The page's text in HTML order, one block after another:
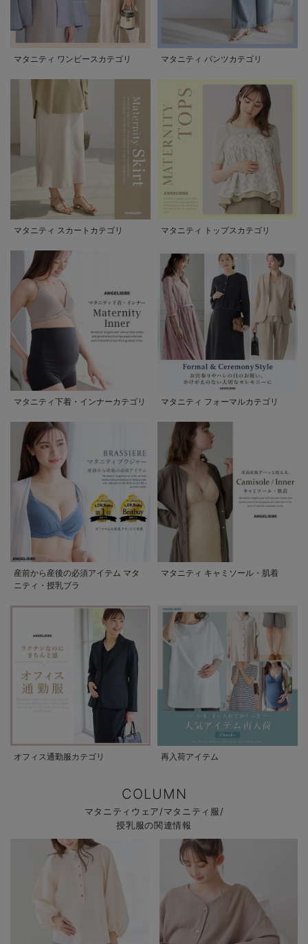
マタニティ ワンピースカテゴリ マタニティ パンツカテゴリ
マタニティ スカートカテゴリ マタニティ トップスカテゴリ
マタニティ下着・インナーカテゴリ マタニティ フォーマルカテゴリ
産前から産後の必須アイテム マタ
ニティ・授乳ブラ
マタニティ キャミソール・肌着
オフィス通勤服カテゴリ 再入荷アイテム
COLUMN
マタニティウェア/マタニティ服/
授乳服の関連情報